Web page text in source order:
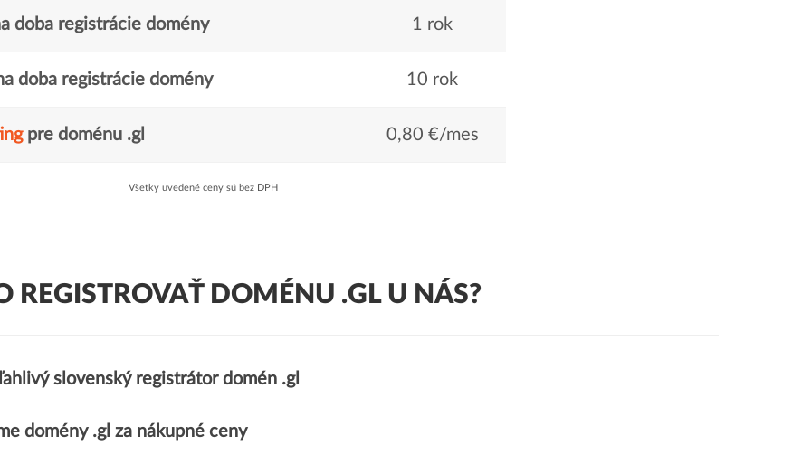
doba registrácie domény 1 rok
doba registrácie domény 10 rok
pre doménu .gl 0,80 €/mes
Všetky uvedené ceny sú bez DPH
REGISTROVAŤ DOMÉNU .GL U NÁS?
slovenský registrátor domén .gl
domény .gl za nákupné ceny